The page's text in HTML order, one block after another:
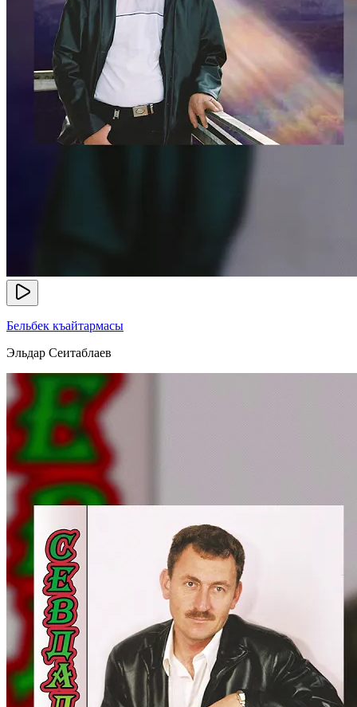
Бельбек къайтармасы
Эльдар Сеитаблаев